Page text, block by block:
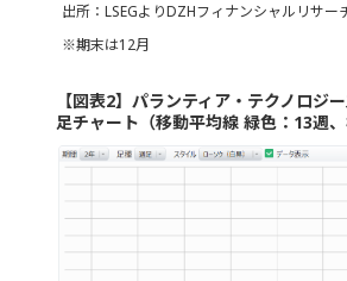
出所：LSEGよりDZHフィナンシャルリサー
※期末は12月
【図表2】パランティア・テクノロジ
足チャート（移動平均線 緑色：13週、